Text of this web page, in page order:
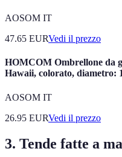
AOSOM IT
47.65 EURVedi il prezzo
HOMCOM Ombrellone da
Hawaii, colorato, diametro:
AOSOM IT
26.95 EURVedi il prezzo
3. Tende fatte a